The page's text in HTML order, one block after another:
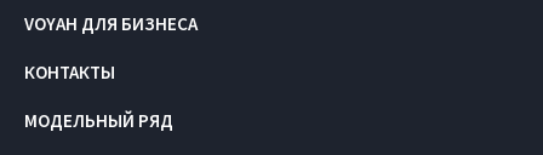
VOYAH ДЛЯ БИЗНЕСА
КОНТАКТЫ
МОДЕЛЬНЫЙ РЯД